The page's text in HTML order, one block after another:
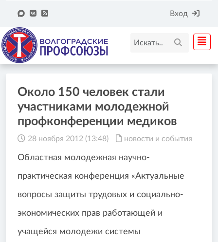
Вход
Около 150 человек стали
участниками молодежной
профконференции медиков
28 ноября 2012 (13:48) новости и события
Областная молодежная научно-
практическая конференция «Актуальные
вопросы защиты трудовых и социально-
экономических прав работающей и
учащейся молодежи системы